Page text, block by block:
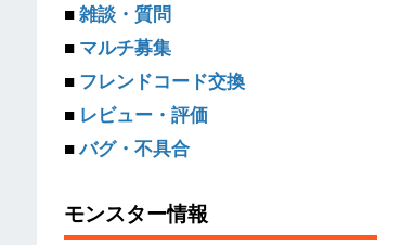
■雑談・質問
■ マルチ募集
■ フレンドコード交換
■ レビュー・評価
■バグ・不具合
モンスター情報